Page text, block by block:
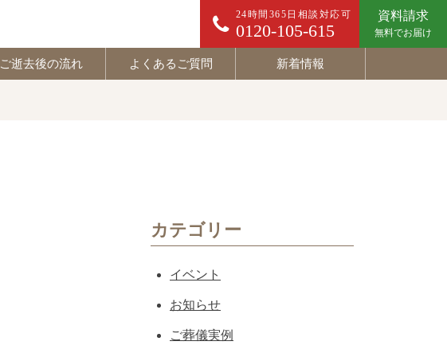
ご逝去後の流れ よくあるご質問 新着情報
カテゴリー
イベント
お知らせ
ご葬儀実例
24時間365日相談対応可
0120-105-615
資料請求
無料でお届け